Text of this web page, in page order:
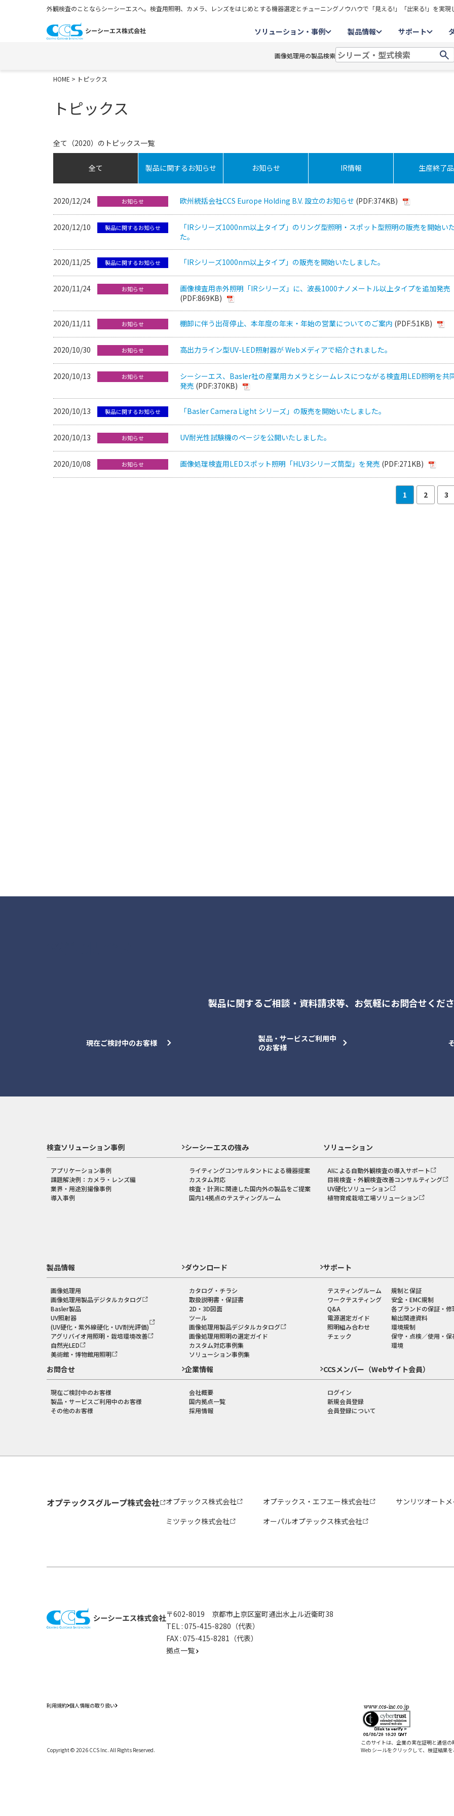
外観検査のことならシーシーエスへ。検査用照明、カメラ、レンズをはじめとする機器選定とチューニングノウハウで「見える!」「出来る!」を実現
ソリューション・事例 製品情報 サポート
画像処理用の製品検索
HOME > トピックス
トピックス
全て（2020）のトピックス一覧
全て 製品に関するお知らせ お知らせ IR情報 生産終了品
2020/12/24 お知らせ 欧州統括会社CCS Europe Holding B.V. 設立のお知らせ (PDF:374KB)
2020/12/10 製品に関するお知らせ
「IRシリーズ1000nm以上タイプ」のリング型照明・スポット型照明の販売を開始い
た。
2020/11/25 製品に関するお知らせ 「IRシリーズ1000nm以上タイプ」の販売を開始いたしました。
2020/11/24 お知らせ
画像検査用赤外照明「IRシリーズ」に、波長1000ナノメートル以上タイプを追加発売
(PDF:869KB)
2020/11/11 お知らせ 棚卸に伴う出荷停止、本年度の年末・年始の営業についてのご案内 (PDF:51KB)
2020/10/30 お知らせ 高出力ライン型UV-LED照射器が Webメディアで紹介されました。
2020/10/13 お知らせ
シーシーエス、Basler社の産業用カメラとシームレスにつながる検査用LED照明を共
発売 (PDF:370KB)
2020/10/13 製品に関するお知らせ 「Basler Camera Light シリーズ」の販売を開始いたしました。
2020/10/13 お知らせ UV耐光性試験機のページを公開いたしました。
2020/10/08 お知らせ 画像処理検査用LEDスポット照明「HLV3シリーズ筒型」を発売 (PDF:271KB)
1 2 3
製品に関するご相談・資料請求等、 お気軽にお問合せくださ
現在ご検討中のお客様
製品・サービスご利用中
のお客様
検査ソリューション事例
アプリケーション事例
課題解決例：カメラ・レンズ編
業界・用途別撮像事例
導入事例
シーシーエスの強み
ライティングコンサルタントによる機器提案
カスタム対応
検査・計測に関連した国内外の製品をご提案
国内14拠点のテスティングルーム
ソリューション
AIによる自動外観検査の導入サポート
目視検査・外観検査改善コンサルティング
UV硬化ソリューション
植物育成栽培工場ソリューション
製品情報
画像処理用
画像処理用製品デジタルカタログ
Basler製品
UV照射器
(UV硬化・紫外線硬化・UV耐光評価)
アグリバイオ用照明・栽培環境改善
自然光LED
美術館・博物館用照明
ダウンロード
カタログ・チラシ
取扱説明書・保証書
2D・3D図面
ツール
画像処理用製品デジタルカタログ
画像処理用照明の選定ガイド
カスタム対応事例集
ソリューション事例集
サポート
テスティングルーム
ワークテスティング
Q&A
電源選定ガイド
照明組み合わせ
チェック
規制と保証
安全・EMC規制
各ブランドの保証・修
輸出関連資料
環境規制
保守・点検／使用・保
環境
お問合せ
現在ご検討中のお客様
製品・サービスご利用中のお客様
その他のお客様
企業情報
会社概要
国内拠点一覧
採用情報
CCSメンバー（Webサイト会員）
ログイン
新規会員登録
会員登録について
オプテックスグループ株式会社 オプテックス株式会社 オプテックス・エフエー株式会社
サンリツオート
ミツテック株式会社
オーパルオプテックス株式会社
〒602-8019 京都市上京区室町通出水上ル近衛町38
TEL : 075-415-8280（代表）
FAX : 075-415-8281（代表）
拠点一覧
利用規約 個人情報の取り扱い
Copyright © 2026 CCS Inc. All Rights Reserved.
このサイトは、企業の実在証明と通信
Web シールをクリックして、検証結果を